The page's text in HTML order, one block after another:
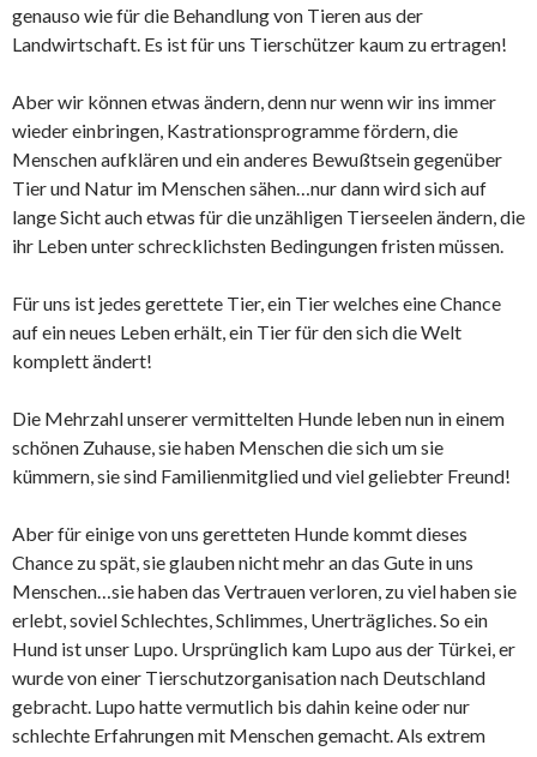
genauso wie für die Behandlung von Tieren aus der
Landwirtschaft. Es ist für uns Tierschützer kaum zu ertragen!
Aber wir können etwas ändern, denn nur wenn wir ins immer
wieder einbringen, Kastrationsprogramme fördern, die
Menschen aufklären und ein anderes Bewußtsein gegenüber
Tier und Natur im Menschen sähen…nur dann wird sich auf
lange Sicht auch etwas für die unzähligen Tierseelen ändern, die
ihr Leben unter schrecklichsten Bedingungen fristen müssen.
Für uns ist jedes gerettete Tier, ein Tier welches eine Chance
auf ein neues Leben erhält, ein Tier für den sich die Welt
komplett ändert!
Die Mehrzahl unserer vermittelten Hunde leben nun in einem
schönen Zuhause, sie haben Menschen die sich um sie
kümmern, sie sind Familienmitglied und viel geliebter Freund!
Aber für einige von uns geretteten Hunde kommt dieses
Chance zu spät, sie glauben nicht mehr an das Gute in uns
Menschen…sie haben das Vertrauen verloren, zu viel haben sie
erlebt, soviel Schlechtes, Schlimmes, Unerträgliches. So ein
Hund ist unser Lupo. Ursprünglich kam Lupo aus der Türkei, er
wurde von einer Tierschutzorganisation nach Deutschland
gebracht. Lupo hatte vermutlich bis dahin keine oder nur
schlechte Erfahrungen mit Menschen gemacht. Als extrem